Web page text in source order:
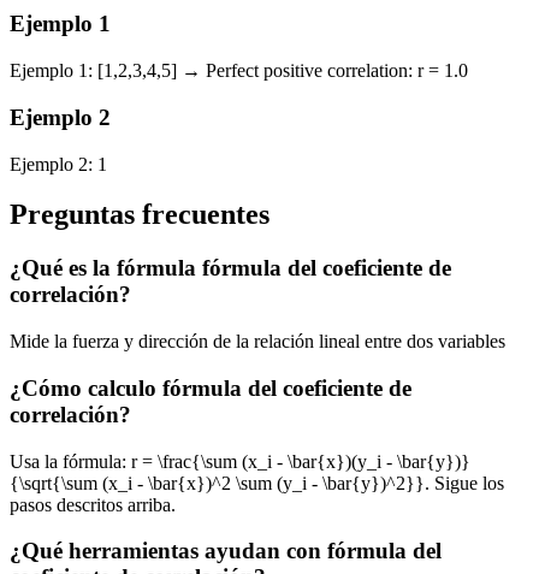
Ejemplo 1
Ejemplo 1: [1,2,3,4,5] → Perfect positive correlation: r = 1.0
Ejemplo 2
Ejemplo 2: 1
Preguntas frecuentes
¿Qué es la fórmula fórmula del coeficiente de
correlación?
Mide la fuerza y dirección de la relación lineal entre dos variables
¿Cómo calculo fórmula del coeficiente de
correlación?
Usa la fórmula: r = \frac{\sum (x_i - \bar{x})(y_i - \bar{y})}
{\sqrt{\sum (x_i - \bar{x})^2 \sum (y_i - \bar{y})^2}}. Sigue los
pasos descritos arriba.
¿Qué herramientas ayudan con fórmula del